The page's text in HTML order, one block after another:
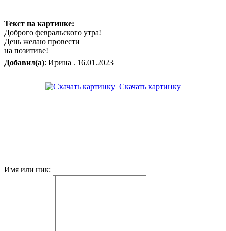
Текст на картинке:
Доброго февральского утра!
День желаю провести
на позитиве!
Добавил(а): Ирина . 16.01.2023
Скачать картинку
Имя или ник: